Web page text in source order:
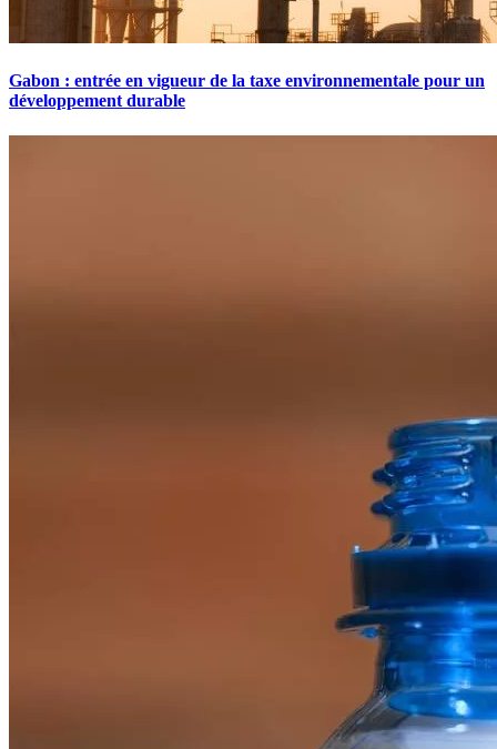
Gabon : entrée en vigueur de la taxe environnementale pour un
développement durable